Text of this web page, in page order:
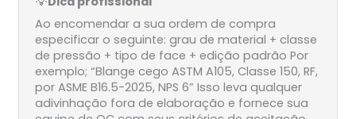
Ao encomendar a sua ordem de compra
especificar o seguinte: grau de material + classe
de pressão + tipo de face + edição padrão Por
exemplo; “Blange cego ASTM A105, Classe 150, RF,
por ASME B16.5-2025, NPS 6” Isso leva qualquer
adivinhação fora de elaboração e fornece sua